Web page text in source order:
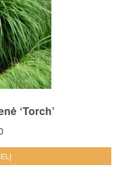
‘Torch’